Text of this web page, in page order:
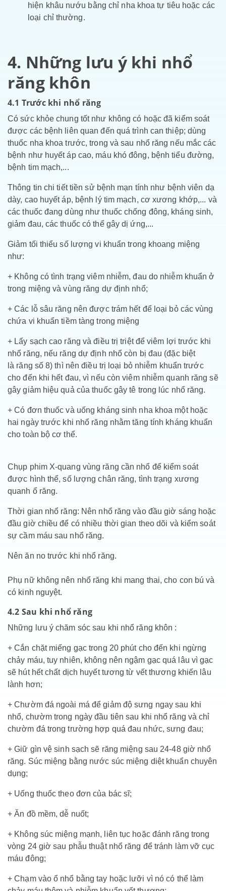
hiện khâu nướu bằng chỉ nha khoa tự tiêu hoặc các
loại chỉ thường.
4. Những lưu ý khi nhổ
răng khôn
4.1 Trước khi nhổ răng
Có sức khỏe chung tốt như không có hoặc đã kiểm soát
được các bệnh liên quan đến quá trình can thiệp; dùng
thuốc nha khoa trước, trong và sau nhổ răng nếu mắc các
bệnh như huyết áp cao, máu khó đông, bệnh tiểu đường,
bệnh tim mạch,...
Thông tin chi tiết tiền sử bệnh mạn tính như bệnh viên dạ
dày, cao huyết áp, bệnh lý tim mạch, cơ xương khớp,... và
các thuốc đang dùng như thuốc chống đông, kháng sinh,
giảm đau, các thuốc có thể gây dị ứng,...
Giảm tối thiểu số lượng vi khuẩn trong khoang miệng
như:
+ Không có tình trạng viêm nhiễm, đau do nhiễm khuẩn ở
trong miệng và vùng răng dự định nhổ;
+ Các lỗ sâu răng nên được trám hết để loại bỏ các vùng
chứa vi khuẩn tiềm tàng trong miệng
+ Lấy sạch cao răng và điều trị triệt để viêm lợi trước khi
nhổ răng, nếu răng dự định nhổ còn bị đau (đặc biệt
là răng số 8) thì nên điều trị loại bỏ nhiễm khuẩn trước
cho đến khi hết đau, vì nếu còn viêm nhiễm quanh răng sẽ
gây giảm hiệu quả của thuốc gây tê trong lúc nhổ răng.
+ Có đơn thuốc và uống kháng sinh nha khoa một hoặc
hai ngày trước khi nhổ răng nhằm tăng tính kháng khuẩn
cho toàn bộ cơ thể.
Chụp phim X-quang vùng răng cần nhổ để kiểm soát
được hình thể, số lượng chân răng, tình trạng xương
quanh ổ răng.
Thời gian nhổ răng: Nên nhổ răng vào đầu giờ sáng hoặc
đầu giờ chiều để có nhiều thời gian theo dõi và kiểm soát
sự cầm máu sau nhổ răng.
Nên ăn no trước khi nhổ răng.
Phụ nữ không nên nhổ răng khi mang thai, cho con bú và
có kinh nguyệt.
4.2 Sau khi nhổ răng
Những lưu ý chăm sóc sau khi nhổ răng khôn :
+ Cắn chặt miếng gạc trong 20 phút cho đến khi ngừng
chảy máu, tuy nhiên, không nên ngậm gạc quá lâu vì gạc
sẽ hút hết chất dịch huyết tương từ vết thương khiến lâu
lành hơn;
+ Chườm đá ngoài má để giảm độ sưng ngay sau khi
nhổ, chườm trong ngày đầu tiên sau khi nhổ răng và chỉ
chườm đá trong trường hợp quá đau nhức, sưng đau;
+ Giữ gìn vệ sinh sạch sẽ răng miệng sau 24-48 giờ nhổ
răng. Súc miệng bằng nước súc miệng diệt khuẩn chuyên
dụng;
+ Uống thuốc theo đơn của bác sĩ;
+ Ăn đồ mềm, dễ nuốt;
+ Không súc miệng mạnh, liên tục hoặc đánh răng trong
vòng 24 giờ sau phẫu thuật nhổ răng để tránh làm vỡ cục
máu đông;
+ Chạm vào ổ nhổ bằng tay hoặc lưỡi vì nó có thể làm